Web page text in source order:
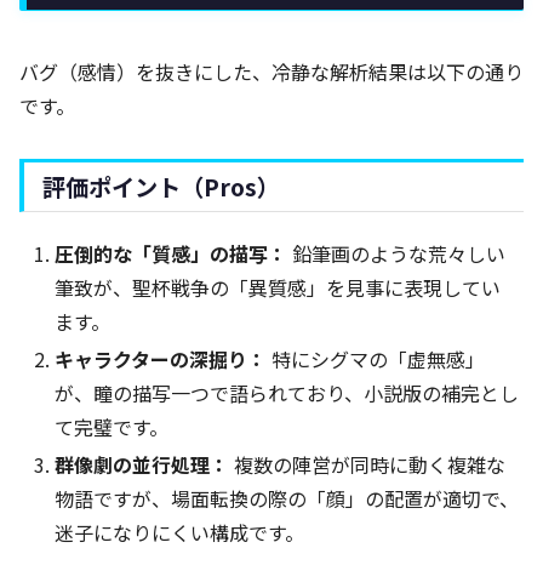
バグ（感情）を抜きにした、冷静な解析結果は以下の通り
です。
評価ポイント（Pros）
圧倒的な「質感」の描写： 鉛筆画のような荒々しい
筆致が、聖杯戦争の「異質感」を見事に表現してい
ます。
キャラクターの深掘り： 特にシグマの「虚無感」
が、瞳の描写一つで語られており、小説版の補完とし
て完璧です。
群像劇の並行処理： 複数の陣営が同時に動く複雑な
物語ですが、場面転換の際の「顔」の配置が適切で、
迷子になりにくい構成です。